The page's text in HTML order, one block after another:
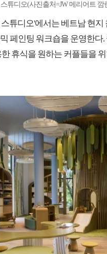
튜디오(사진출처=JW 메리어트
튜디오'에서는 베트남 현지
페인팅 워크숍을 운영한다.
휴식을 원하는 커플들을